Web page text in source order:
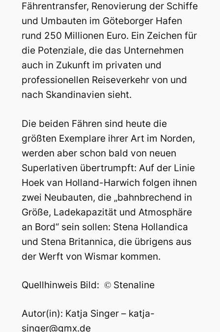
Fährentransfer, Renovierung der Schiffe
und Umbauten im Göteborger Hafen
rund 250 Millionen Euro. Ein Zeichen für
die Potenziale, die das Unternehmen
auch in Zukunft im privaten und
professionellen Reiseverkehr von und
nach Skandinavien sieht.
Die beiden Fähren sind heute die
größten Exemplare ihrer Art im Norden,
werden aber schon bald von neuen
Superlativen übertrumpft: Auf der Linie
Hoek van Holland-Harwich folgen ihnen
zwei Neubauten, die „bahnbrechend in
Größe, Ladekapazität und Atmosphäre
an Bord“ sein sollen: Stena Hollandica
und Stena Britannica, die übrigens aus
der Werft von Wismar kommen.
Quellhinweis Bild: © Stenaline
Autor(in): Katja Singer – katja-
singer@gmx.de